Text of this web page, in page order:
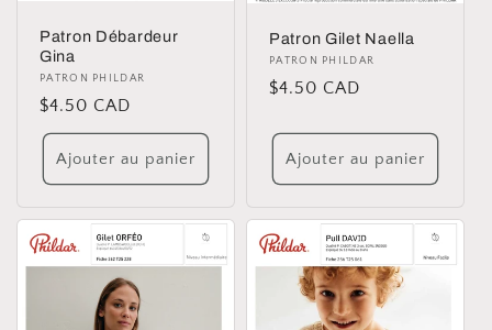
Patron Débardeur
Gina
Distributeur :
PATRON PHILDAR
Prix
habituel
$4.50 CAD
Ajouter au panier
Patron Gilet Naella
Distributeur :
PATRON PHILDAR
Prix
$4.50 CAD
Ajouter au panier